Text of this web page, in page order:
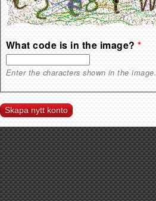
What code is in the image? *
Enter the characters shown in the image.